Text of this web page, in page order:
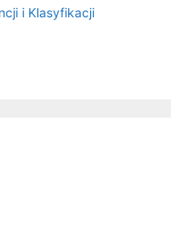
i Klasyfikacji